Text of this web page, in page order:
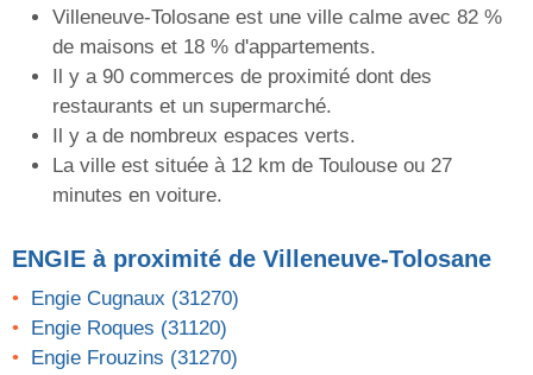
Villeneuve-Tolosane est une ville calme avec 82 %
de maisons et 18 % d'appartements.
Il y a 90 commerces de proximité dont des
restaurants et un supermarché.
Il y a de nombreux espaces verts.
La ville est située à 12 km de Toulouse ou 27
minutes en voiture.
ENGIE à proximité de Villeneuve-Tolosane
Engie Cugnaux (31270)
Engie Roques (31120)
Engie Frouzins (31270)